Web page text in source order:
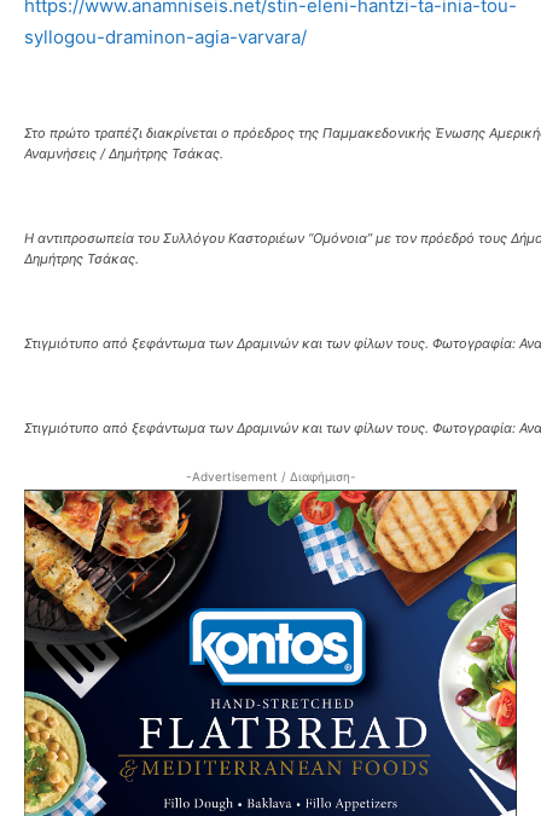
https://www.anamniseis.net/stin-eleni-hantzi-ta-inia-tou-
syllogou-draminon-agia-varvara/
Στο πρώτο τραπέζι διακρίνεται ο πρόεδρος της Παμμακεδονικής Ένωσης
Αναμνήσεις / Δημήτρης Τσάκας.
Η αντιπροσωπεία του Συλλόγου Καστοριέων “Ομόνοια” με τον πρόεδρό τους
Δημήτρης Τσάκας.
Στιγμιότυπο από ξεφάντωμα των Δραμινών και των φίλων τους. Φωτογραφία:
Στιγμιότυπο από ξεφάντωμα των Δραμινών και των φίλων τους. Φωτογραφία:
-Advertisement / Διαφήμιση-